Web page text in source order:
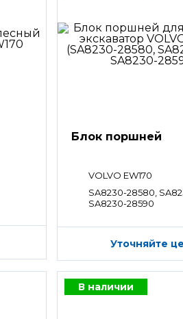
Блок поршней
VOLVO EW170
SA8230-28580,
SA8230-28590
Уточняйте
В наличии